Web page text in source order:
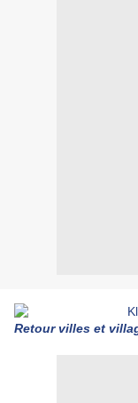
Retour villes et